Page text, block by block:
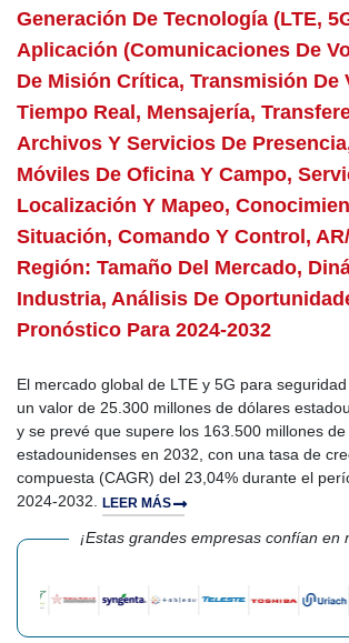
Generación De Tecnología (LTE,
Aplicación (comunicaciones De
De Misión Crítica, Transmisión De
Tiempo Real, Mensajería,
Archivos Y Servicios De
Móviles De Oficina Y Campo,
Localización Y Mapeo,
Situación, Comando Y Control,
Región: Tamaño Del Mercado,
Industria, Análisis De
Pronóstico Para 2024-2032
El mercado global de LTE y 5G para
un valor de 25.300 millones de dólares
y se prevé que supere los 163.500 millones
estadounidenses en 2032, con una tasa de
compuesta (CAGR) del 23,04% durante el
2024-2032. LEER MÁS
¡Estas grandes empresas confían en